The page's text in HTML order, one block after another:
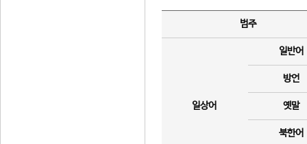
범주
일상어
일반어
방언
옛말
북한어